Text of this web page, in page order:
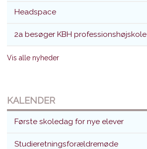
Headspace
2a besøger KBH professionshøjskole
Vis alle nyheder
KALENDER
Første skoledag for nye elever
Studieretningsforældremøde